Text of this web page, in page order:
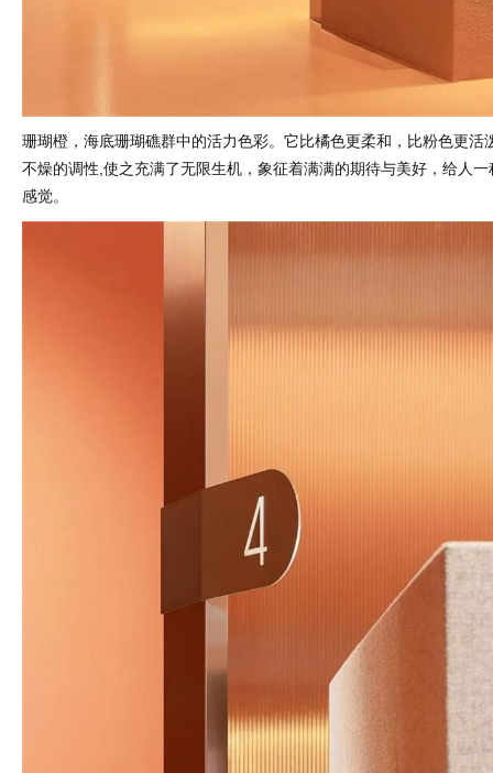
珊瑚橙，海底珊瑚礁群中的活力色彩。它比橘色更柔和，比粉色更活
不燥的调性,使之充满了无限生机，象征着满满的期待与美好，给人
感觉。